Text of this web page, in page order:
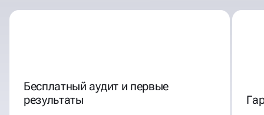
Бесплатный аудит и первые
результаты